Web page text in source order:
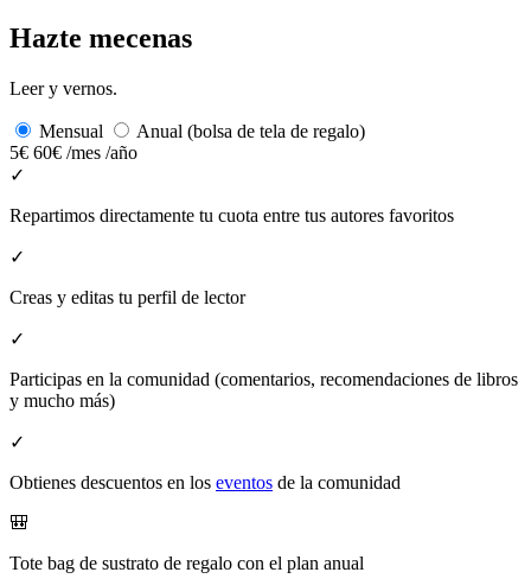
Hazte mecenas
Leer y vernos.
Mensual
Anual (bolsa de tela de regalo)
5€ 60€ /mes /año
✓
Repartimos directamente tu cuota entre tus autores favoritos
✓
Creas y editas tu perfil de lector
✓
Participas en la comunidad (comentarios, recomendaciones de libros
y mucho más)
✓
Obtienes descuentos en los eventos de la comunidad
🎒
Tote bag de sustrato de regalo con el plan anual